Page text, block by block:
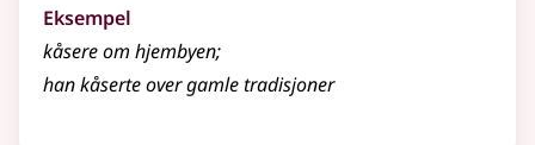
Eksempel
kåsereom hjembyen;
han kåserte over gamle tradisjoner